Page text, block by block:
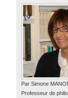
Par Simone
Professeur de